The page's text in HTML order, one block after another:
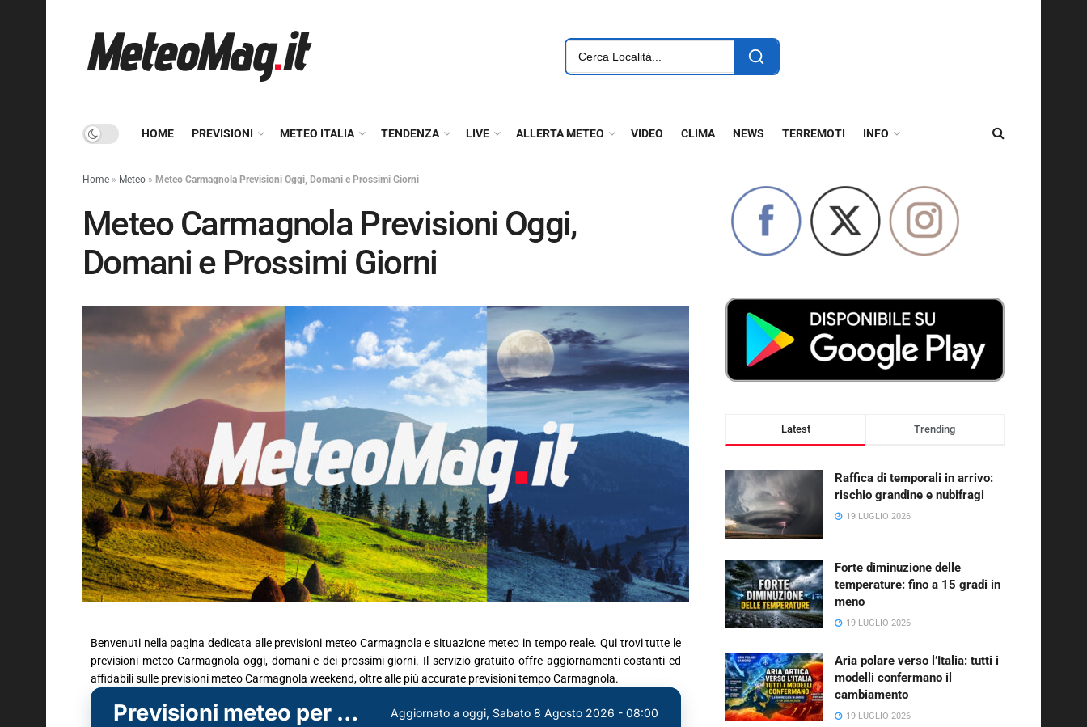
HOME PREVISIONI METEO ITALIA TENDENZA LIVE ALLERTA METEO VIDEO CLIMA NEWS TERREMOTI INFO
Home » Meteo » Meteo Carmagnola Previsioni Oggi, Domani e Prossimi Giorni
Meteo Carmagnola Previsioni Oggi,
Domani e Prossimi Giorni
Benvenuti nella pagina dedicata alle previsioni meteo Carmagnola e situazione meteo in tempo reale. Qui trovi tutte le
previsioni meteo Carmagnola oggi, domani e dei prossimi giorni. Il servizio gratuito offre aggiornamenti costanti ed
affidabili sulle previsioni meteo Carmagnola weekend, oltre alle più accurate previsioni tempo Carmagnola.
Previsioni meteo per Carmagnola (TO) Aggiornato a oggi, Sabato 8 Agosto 2026 - 08:00
Latest Trending
Raffica di temporali in arrivo:
rischio grandine e nubifragi
19 LUGLIO 2026
Forte diminuzione delle
temperature: fino a 15 gradi in
meno
19 LUGLIO 2026
Aria polare verso l’Italia: tutti i
modelli confermano il
cambiamento
19 LUGLIO 2026